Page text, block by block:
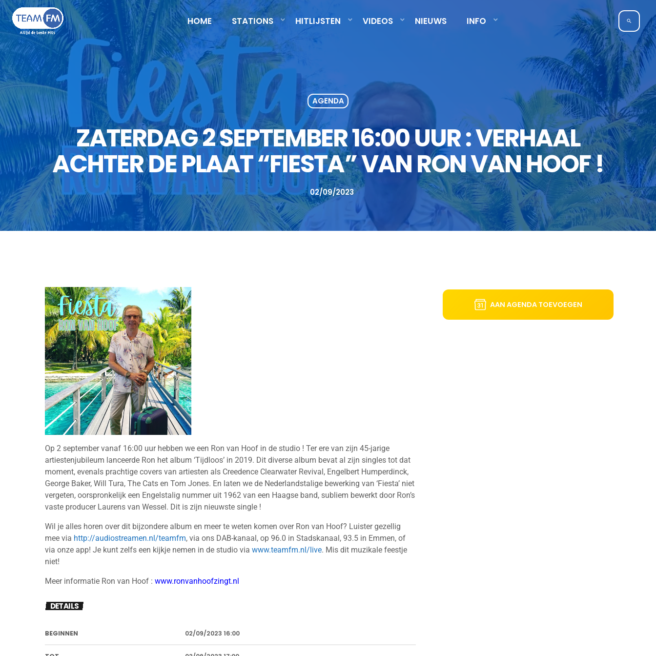
HOME STATIONS HITLIJSTEN VIDEOS NIEUWS INFO search
AGENDA
ZATERDAG 2 SEPTEMBER 16:00 UUR : VERHAAL
ACHTER DE PLAAT “FIESTA” VAN RON VAN HOOF !
today 02/09/2023
Op 2 september vanaf 16:00 uur hebben we een Ron van Hoof in de studio ! Ter ere van zijn 45-jarige
artiestenjubileum lanceerde Ron het album ‘Tijdloos’ in 2019. Dit diverse album bevat al zijn singles tot dat
moment, evenals prachtige covers van artiesten als Creedence Clearwater Revival, Engelbert Humperdinck,
George Baker, Will Tura, The Cats en Tom Jones. En laten we de Nederlandstalige bewerking van ‘Fiesta’ niet
vergeten, oorspronkelijk een Engelstalig nummer uit 1962 van een Haagse band, subliem bewerkt door Ron’s
vaste producer Laurens van Wessel. Dit is zijn nieuwste single !
Wil je alles horen over dit bijzondere album en meer te weten komen over Ron van Hoof? Luister gezellig
mee via http://audiostreamen.nl/teamfm, via ons DAB-kanaal, op 96.0 in Stadskanaal, 93.5 in Emmen, of
via onze app! Je kunt zelfs een kijkje nemen in de studio via www.teamfm.nl/live. Mis dit muzikale feestje
niet!
Meer informatie Ron van Hoof : www.ronvanhoofzingt.nl
DETAILS
BEGINNEN 02/09/2023 16:00
AAN AGENDA TOEVOEGEN